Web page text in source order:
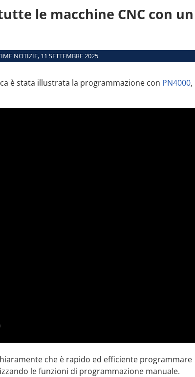
Interfacce
le macchine CNC con un
NOTIZIE, 11 SETTEMBRE 2025
è stata illustrata la programmazione con PN4000,
che è rapido ed efficiente programmare
le funzioni di programmazione manuale.